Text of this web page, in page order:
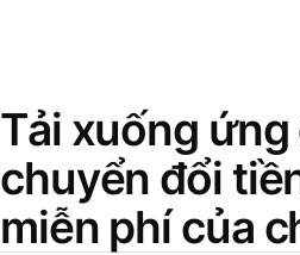
Tải xuống
chuyển đổi
miễn phí của